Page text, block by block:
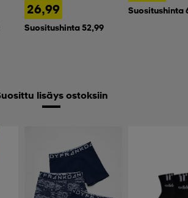
26,99
Suositushinta 52,99
Suositushinta
lisäys ostoksiin